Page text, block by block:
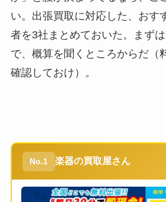
い。出張買取に対応した、おす
者を3社まとめておいた。まず
で、概算を聞くところからだ（
確認しておけ）。
No.1 楽器の買取屋さん